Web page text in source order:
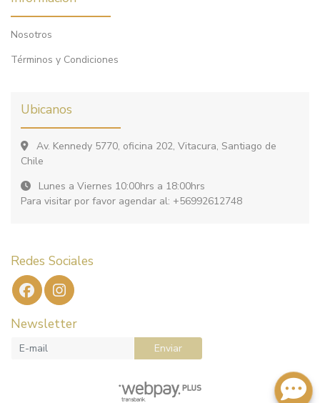
Nosotros
Términos y Condiciones
Ubicanos
Av. Kennedy 5770, oficina 202, Vitacura, Santiago de
Chile
Lunes a Viernes 10:00hrs a 18:00hrs
Para visitar por favor agendar al: +56992612748
Redes Sociales
Newsletter
Enviar